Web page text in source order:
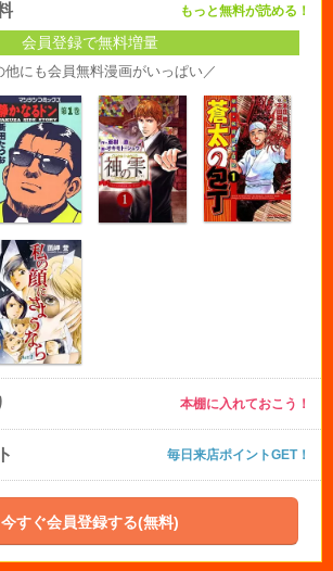
もっと無料が読める！
会員登録で無料増量
他にも会員無料漫画がいっぱい／
本棚に入れておこう！
毎日来店ポイントGET！
今すぐ会員登録する(無料)